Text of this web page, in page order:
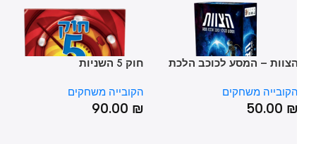
– המסע לכוכב הלכת
משחקים
50.00
חוק 5 השניות
הקובייה משחקים
90.00